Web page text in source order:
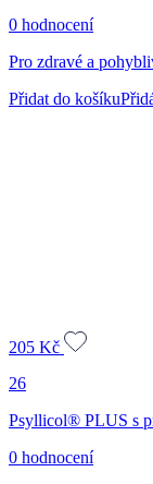
0 hodnocení
Pro zdravé a
Přidat do košíku
205 Kč
26
Psyllicol® PLUS s
0 hodnocení